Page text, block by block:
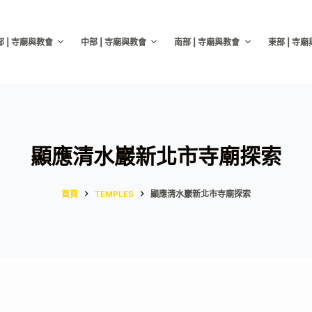
| 寺廟與教會 中部 | 寺廟與教會 南部 | 寺廟與教會 東部 | 寺廟
顯應清水巖新北市寺廟探索
首頁 TEMPLES 顯應清水巖新北市寺廟探索